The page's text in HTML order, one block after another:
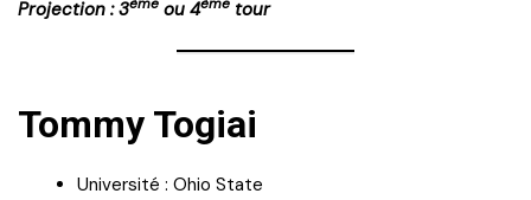
Projection : 3 ou 4 tour
Tommy Togiai
Université : Ohio State